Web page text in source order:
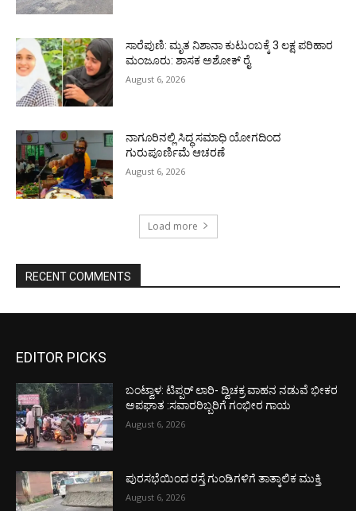
ಸಾರೆಪುಣಿ: ಮೃತ ನಿಶಾನಾ ಕುಟುಂಬಕ್ಕೆ 3 ಲಕ್ಷ ಪರಿಹಾರ
ಮಂಜೂರು: ಶಾಸಕ ಅಶೋಕ್ ರೈ
August 6, 2026
ನಾಗೂರಿನಲ್ಲಿ ಸಿದ್ಧ ಸಮಾಧಿ ಯೋಗದಿಂದ
ಗುರುಪೂರ್ಣಿಮೆ ಆಚರಣೆ
August 6, 2026
Load more
RECENT COMMENTS
EDITOR PICKS
ಬಂಟ್ವಾಳ: ಟಿಪ್ಪರ್ ಲಾರಿ- ದ್ವಿಚಕ್ರ ವಾಹನ ನಡುವೆ ಭೀಕರ
ಅಪಘಾತ :ಸವಾರರಿಬ್ಬರಿಗೆ ಗಂಭೀರ ಗಾಯ
August 6, 2026
ಪುರಸಭೆಯಿಂದ ರಸ್ತೆ ಗುಂಡಿಗಳಿಗೆ ತಾತ್ಕಾಲಿಕ ಮುಕ್ತಿ
August 6, 2026